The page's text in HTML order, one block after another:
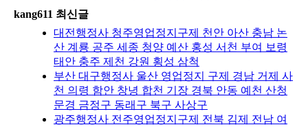
kang611 최신글
대전행정사 청주영업정지구제 천안 아산 충남 논
산 계룡 공주 세종 청양 예산 홍성 서천 부여 보령
태안 충주 제천 강원 횡성 삼척
부산 대구행정사 울산 영업정지 구제 경남 거제 사
천 의령 함안 창녕 합천 기장 경북 안동 예천 산청
문경 금정구 동래구 북구 사상구
광주행정사 전주영업정지구제 전북 김제 전남 여